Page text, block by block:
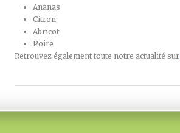
Ananas
Citron
Abricot
Poire
Retrouvez également toute notre actualité sur